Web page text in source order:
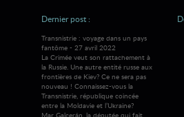
Dernier post :
Transnistrie : voyage dans un pays
fantôme - 27 avril 2022
La Crimée veut son rattachement à
la Russie. Une autre entité russe aux
frontières de Kiev? Ce ne sera pas
nouveau ! Connaissez-vous la
Transnistrie, république coincée
entre la Moldavie et l’Ukraine?
Mar Galcerán, la députée qui fait